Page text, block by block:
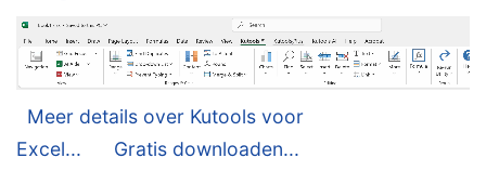
Meer details over Kutools voor
Excel...
Gratis downloaden...